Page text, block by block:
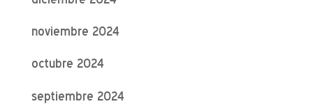
noviembre 2024
octubre 2024
septiembre 2024